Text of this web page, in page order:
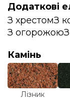
Додаткові
З хрестомЗ
З огорожою
Камінь
Лізник